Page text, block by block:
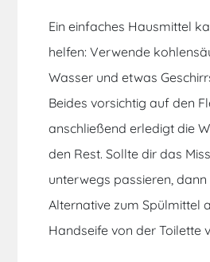
Ein einfaches Hausmittel
helfen: Verwende
Wasser und etwas
Beides vorsichtig auf den
anschließend erledigt die
den Rest. Sollte dir das
unterwegs passieren,
Alternative zum Spülmittel
Handseife von der Toilette